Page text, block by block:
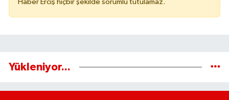
Haber Erciş hiçbir şekilde sorumlu tutulamaz.
Yükleniyor...